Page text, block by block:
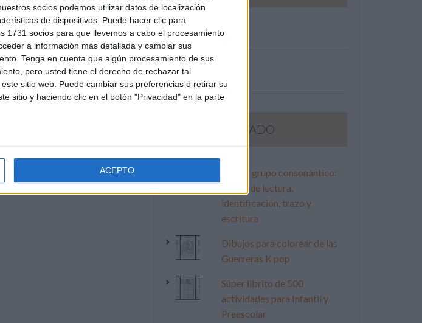
socios podemos utilizar datos de localización
de dispositivos. Puede hacer clic para
1731 socios para que llevemos a cabo el procesamiento
a información más detallada y cambiar sus
Tenga en cuenta que algún procesamiento de sus
pero usted tiene el derecho de rechazar tal
sitio web. Puede cambiar sus preferencias o retirar su
sitio y haciendo clic en el botón "Privacidad" en la parte
ACEPTO
LO MÁS VISITADO
Primer grupo consonántico:
Fichas de lectura,
identificación, trazo y
escritura
Dibujos para colorear de las
Guerreras K pop
Súper librito de 500
actividades para Infantil y
Preescolar